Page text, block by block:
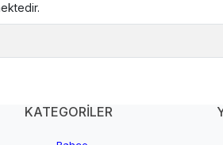
KATEGORİLER